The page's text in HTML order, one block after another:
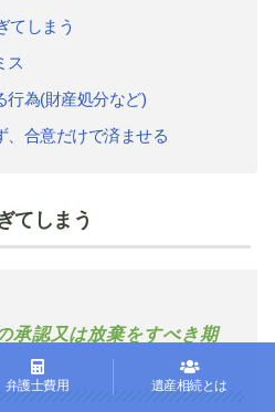
てしまう
ス
行為(財産処分など)
、合意だけで済ませる
てしまう
承認又は放棄をすべき期
弁護士費用 遺産相続とは